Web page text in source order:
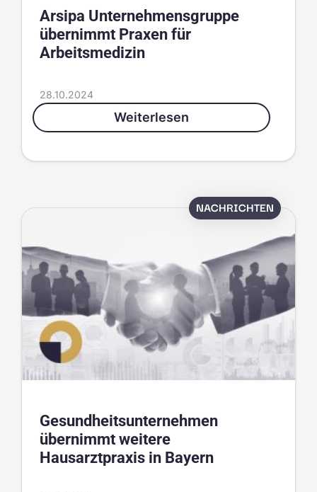
Arsipa Unternehmensgruppe
übernimmt Praxen für
Arbeitsmedizin
28.10.2024
Weiterlesen
NACHRICHTEN
Gesundheitsunternehmen
übernimmt weitere
Hausarztpraxis in Bayern